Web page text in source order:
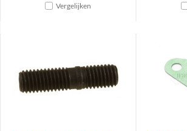
Vergelijken